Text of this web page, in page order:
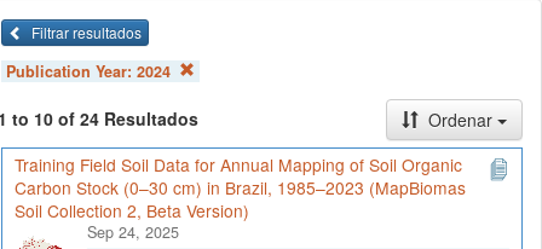
Filtrar resultados
Publication Year: 2024
to 10 of 24 Resultados
Ordenar
Training Field Soil Data for Annual Mapping of Soil Organic
Carbon Stock (0–30 cm) in Brazil, 1985–2023 (MapBiomas
Soil Collection 2, Beta Version)
Sep 24, 2025